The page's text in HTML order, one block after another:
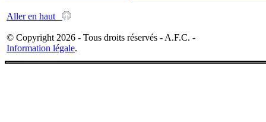
Aller en haut
© Copyright 2026 - Tous droits réservés - A.F.C. -
Information légale.